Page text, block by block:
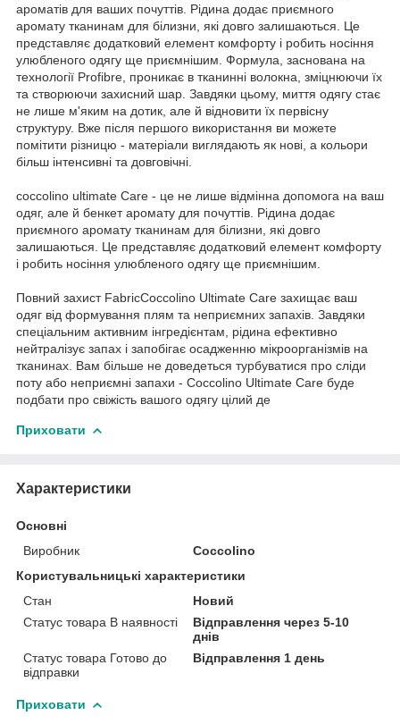
ароматів для ваших почуттів. Рідина додає приємного
аромату тканинам для білизни, які довго залишаються. Це
представляє додатковий елемент комфорту і робить носіння
улюбленого одягу ще приємнішим. Формула, заснована на
технології Profibre, проникає в тканинні волокна, зміцнюючи їх
та створюючи захисний шар. Завдяки цьому, миття одягу стає
не лише м'яким на дотик, але й відновити їх первісну
структуру. Вже після першого використання ви можете
помітити різницю - матеріали виглядають як нові, а кольори
більш інтенсивні та довговічні.
coccolino ultimate Care - це не лише відмінна допомога на ваш
одяг, але й бенкет аромату для почуттів. Рідина додає
приємного аромату тканинам для білизни, які довго
залишаються. Це представляє додатковий елемент комфорту
і робить носіння улюбленого одягу ще приємнішим.
Повний захист FabricCoccolino Ultimate Care захищає ваш
одяг від формування плям та неприємних запахів. Завдяки
спеціальним активним інгредієнтам, рідина ефективно
нейтралізує запах і запобігає осадженню мікроорганізмів на
тканинах. Вам більше не доведеться турбуватися про сліди
поту або неприємні запахи - Coccolino Ultimate Care буде
подбати про свіжість вашого одягу цілий де
Приховати
Характеристики
Основні
Виробник
Coccolino
Користувальницькі характеристики
Стан
Новий
Статус товара В наявності
Відправлення через 5-10
днів
Статус товара Готово до
відправки
Відправлення 1 день
Приховати